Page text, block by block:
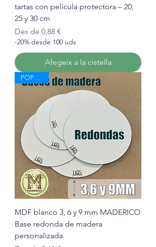
tartas con película protectora – 20,
25 y 30 cm
Des de 0,88 €
Preu d'oferta
-20% desde 100 uds
Afegeix a la cistella
POPULAR
MDF blanco 3, 6 y 9 mm MADERICO
Base redonda de madera
personalizada